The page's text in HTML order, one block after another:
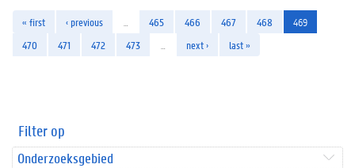
« first ‹ previous 465 466 467 468
469
470
471 472 473 next › last »
Filter op
Onderzoeksgebied